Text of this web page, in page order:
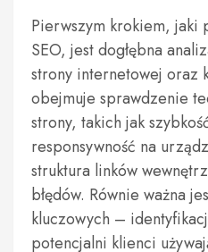
Pierwszym krokiem, jaki
SEO, jest dogłębna
strony internetowej oraz
obejmuje sprawdzenie
strony, takich jak
responsywność na
struktura linków
błędów. Równie ważna
kluczowych –
potencjalni klienci